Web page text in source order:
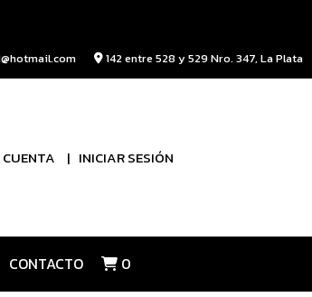
142 entre 528 y 529 Nro. 347, La Plata
CUENTA INICIAR SESIÓN
CONTACTO 0